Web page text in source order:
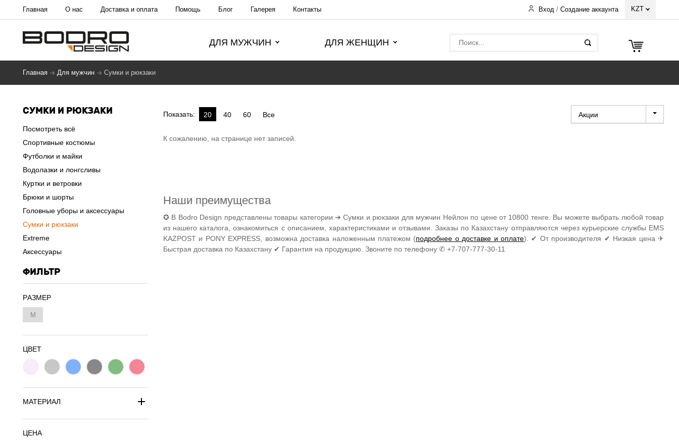
Главная О нас Доставка и оплата Помощь Блог Галерея Контакты Вход / Создание аккаунта KZT
ДЛЯ МУЖЧИН ДЛЯ ЖЕНЩИН
Главная Для мужчин Сумки и рюкзаки
СУМКИ И РЮКЗАКИ
Посмотреть всё
Спортивные костюмы
Футболки и майки
Водолазки и лонгсливы
Куртки и ветровки
Брюки и шорты
Головные уборы и аксессуары
Сумки и рюкзаки
Extreme
Аксессуары
ФИЛЬТР
PАЗМЕР
M
ЦВЕТ
МАТЕРИАЛ
ЦЕНА
Показать: 20 40 60 Все Акции
К сожалению, на странице нет записей.
Наши преимущества
✪ В Bodro Design представлены товары категории ➔ Сумки и рюкзаки для мужчин Нейлон по цене от 10800 тенге. Вы можете выбрать любой товар
из нашего каталога, ознакомиться с описанием, характеристиками и отзывами. Заказы по Казахстану отправляются через курьерские службы EMS
KAZPOST и PONY EXPRESS, возможна доставка наложенным платежом (подробнее о доставке и оплате). ✔ От производителя ✔ Низкая цена ✈
Быстрая доставка по Казахстану ✔ Гарантия на продукцию. Звоните по телефону ✆ +7-707-777-30-11